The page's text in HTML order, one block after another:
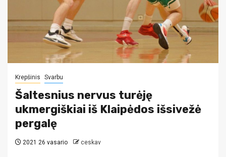
Krepšinis Svarbu
Šaltesnius nervus turėję
ukmergiškiai iš Klaipėdos išsivežė
pergalę
2021 26 vasario ceskav